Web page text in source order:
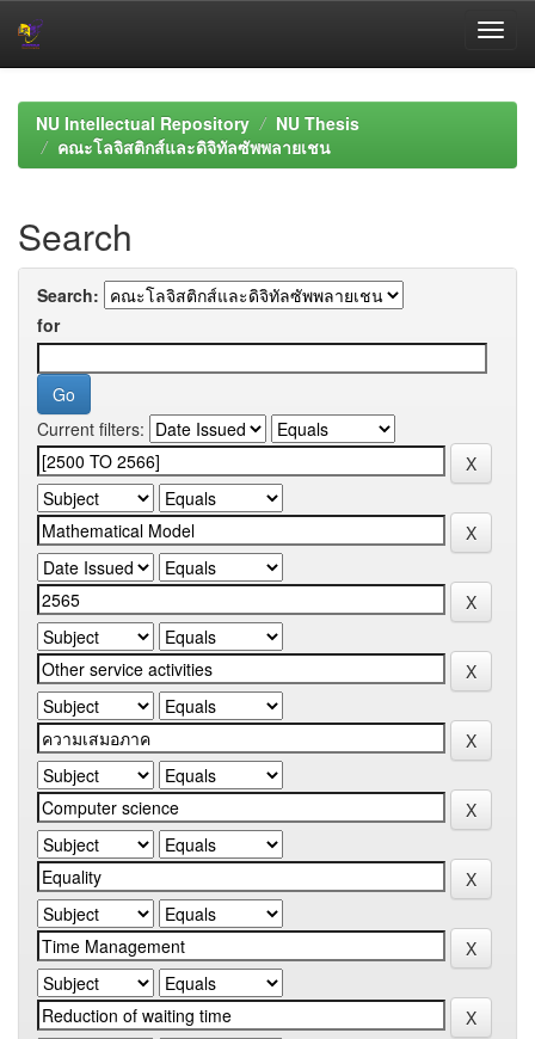
navigationNU Intellectual Repository
NU Thesis
คณะโลจิสติกส์และดิจิทัลซัพพลายเชน
Search
Search:
for
Current filters: